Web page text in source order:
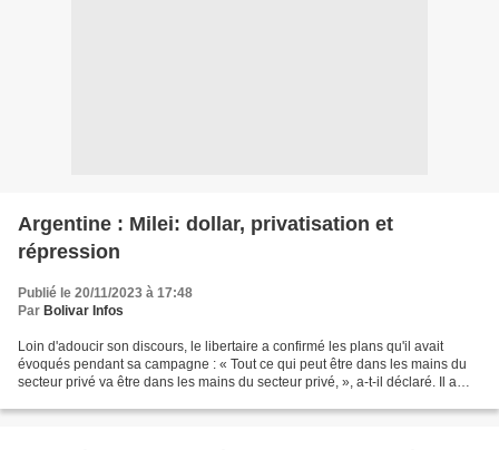
Argentine : Milei: dollar, privatisation et
répression
Publié le 20/11/2023 à 17:48
Par Bolivar Infos
Loin d'adoucir son discours, le libertaire a confirmé les plans qu'il avait
évoqués pendant sa campagne : « Tout ce qui peut être dans les mains du
secteur privé va être dans les mains du secteur privé, », a-t-il déclaré. Il a